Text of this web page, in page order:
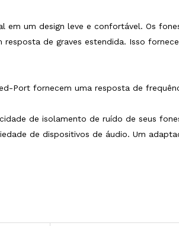
um design leve e confortável. Os
de graves estendida. Isso
Port fornecem uma resposta de
de isolamento de ruído de seus
de dispositivos de áudio. Um